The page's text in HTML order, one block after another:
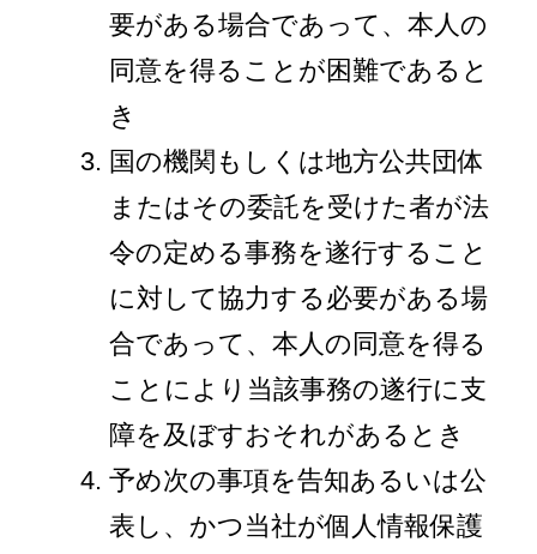
要がある場合であって、本人の
同意を得ることが困難であると
き
国の機関もしくは地方公共団体
またはその委託を受けた者が法
令の定める事務を遂行すること
に対して協力する必要がある場
合であって、本人の同意を得る
ことにより当該事務の遂行に支
障を及ぼすおそれがあるとき
予め次の事項を告知あるいは公
表し、かつ当社が個人情報保護